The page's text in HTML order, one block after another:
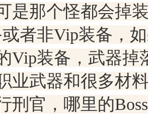
是那个怪都会掉
者非Vip装备，
Vip装备，武器掉
业武器和很多材
刑官，哪里的